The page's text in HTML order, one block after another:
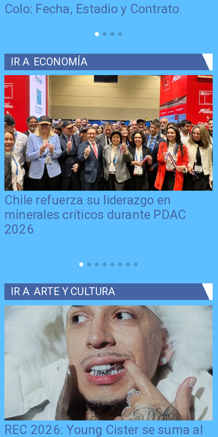
Colo: Fecha, Estadio y Contrato
IR A ECONOMÍA
Chile refuerza su liderazgo en
minerales críticos durante PDAC
2026
IR A ARTE Y CULTURA
REC 2026: Young Cister se suma al